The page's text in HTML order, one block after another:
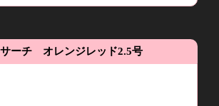
サーチ オレンジレッド2.5号